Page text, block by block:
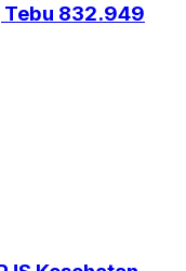
Tebu 832.949